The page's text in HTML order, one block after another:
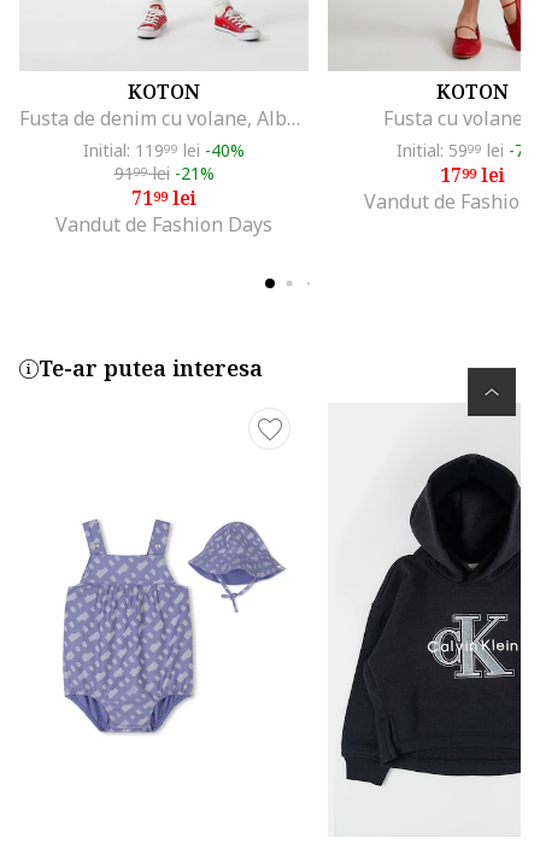
KOTON
Fusta de denim cu volane, Albastru inchis
Initial: 11999 lei -40%
9199lei -21%
7199lei
Vandut de Fashion Days
KOTON
Fusta cu volane,
Initial: 5999 lei -
1799lei
Vandut de Fashion
Te-ar putea interesa